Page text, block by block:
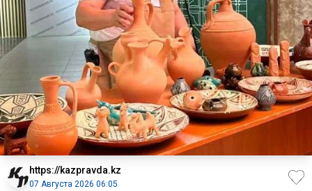
https://kazpravda.kz
07 Августа 2026 06:05